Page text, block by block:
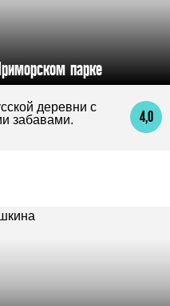
парке
4,0
деревни с
забавами.